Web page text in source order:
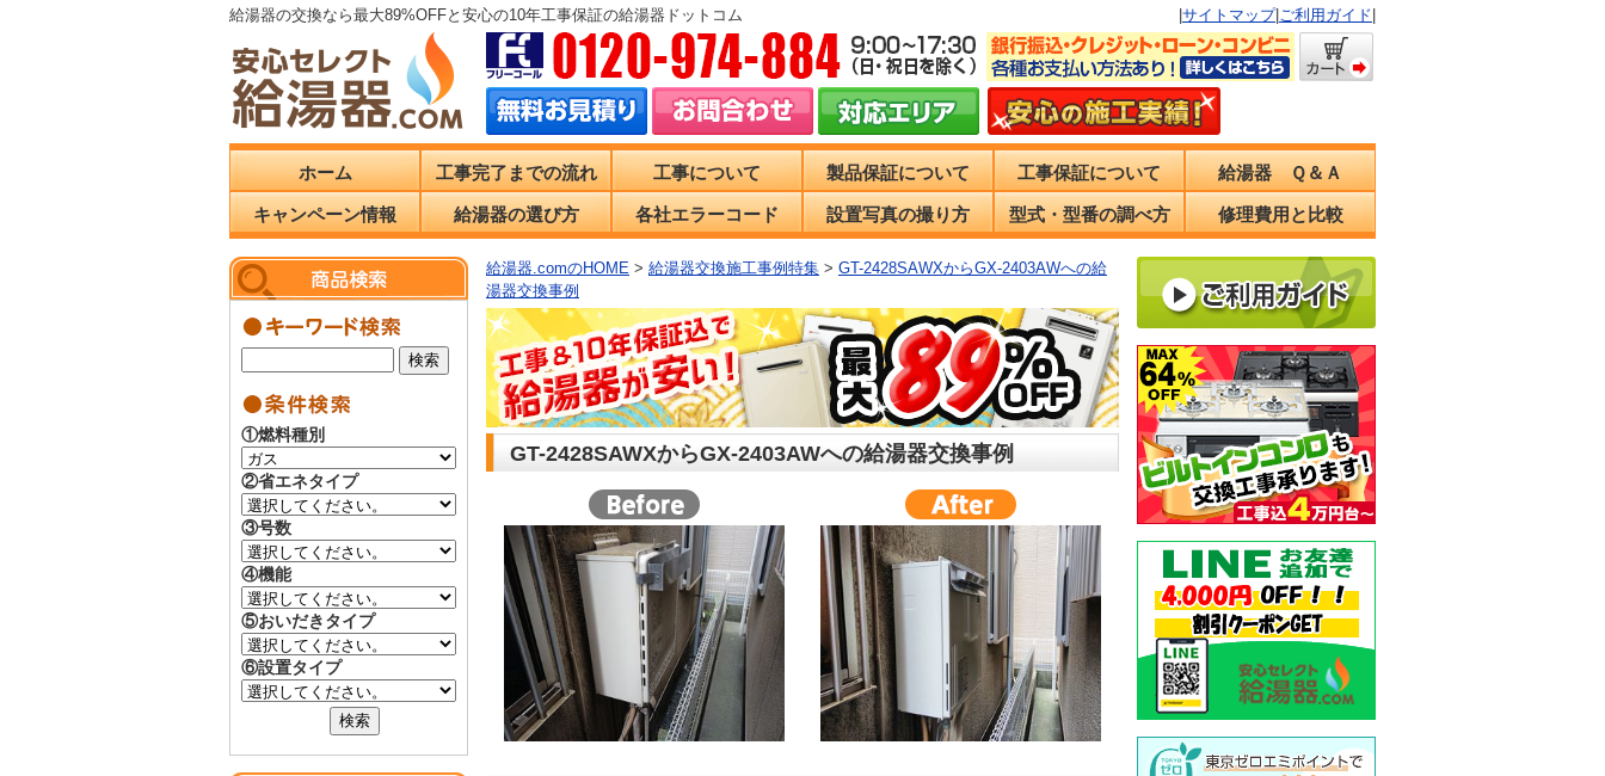
給湯器の交換なら最大89%OFFと安心の10年工事保証の給湯器ドットコム サイトマップ| ご利用ガイド
ホーム 工事完了までの流れ 工事について 製品保証について 工事保証について 給湯器 Ｑ＆Ａ
キャンペーン情報 給湯器の選び方 各社エラーコード 設置写真の撮り方 型式・型番の調べ方 修理費用と比較
①燃料種別
②省エネタイプ
③号数
④機能
⑤おいだきタイプ
⑥設置タイプ
給湯器.comのHOME > 給湯器交換施工事例特集 > GT-2428SAWXからGX-2403AWへの給
湯器交換事例
GT-2428SAWXからGX-2403AWへの給湯器交換事例